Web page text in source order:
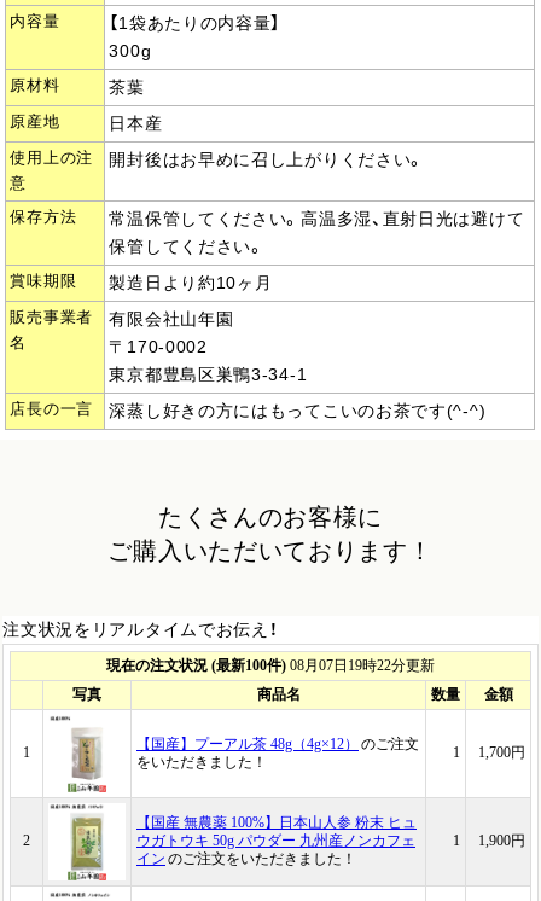
内容量
【1袋あたりの内容量】
300g
原材料 茶葉
原産地 日本産
使用上の注
意
開封後はお早めに召し上がりください。
保存方法
常温保管してください。高温多湿、直射日光は避けて
保管してください。
賞味期限 製造日より約10ヶ月
販売事業者
名
有限会社山年園
〒170-0002
東京都豊島区巣鴨3-34-1
店長の一言 深蒸し好きの方にはもってこいのお茶です(^-^)
たくさんのお客様に
ご購入いただいております！
注文状況をリアルタイムでお伝え！